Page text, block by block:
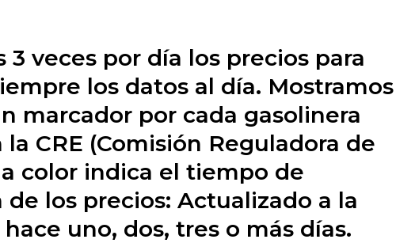
3 veces por día los precios para
los datos al día. Mostramos
marcador por cada gasolinera
CRE (Comisión Reguladora de
color indica el tiempo de
los precios: Actualizado a la
uno, dos, tres o más días.